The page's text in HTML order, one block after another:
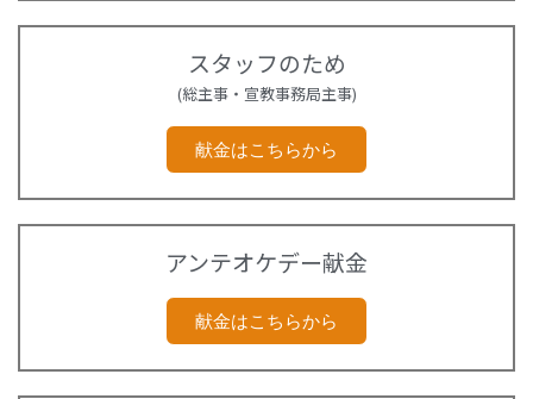
スタッフのため
(総主事・宣教事務局主事)
献金はこちらから
アンテオケデー献金
献金はこちらから